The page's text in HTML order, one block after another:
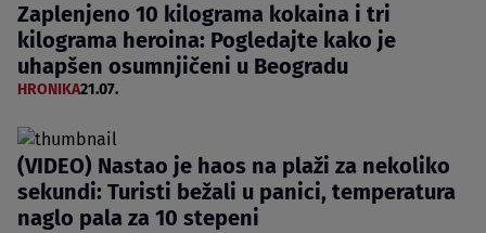
Zaplenjeno 10 kilograma kokaina i tri
kilograma heroina: Pogledajte kako je
uhapšen osumnjičeni u Beogradu
HRONIKA21.07.
(VIDEO) Nastao je haos na plaži za nekoliko
sekundi: Turisti bežali u panici, temperatura
naglo pala za 10 stepeni